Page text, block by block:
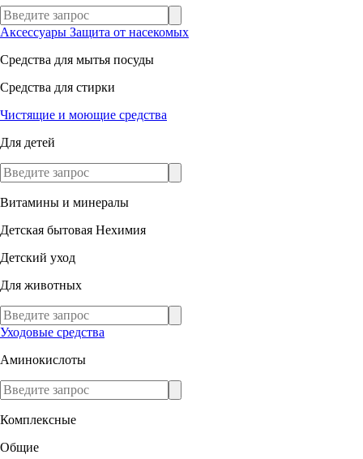
Аксессуары Защита от насекомых
Средства для мытья посуды
Средства для стирки
Чистящие и моющие средства
Для детей
Витамины и минералы
Детская бытовая Нехимия
Детский уход
Для животных
Уходовые средства
Аминокислоты
Комплексные
Общие